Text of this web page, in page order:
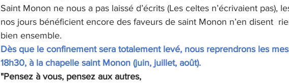
Saint Monon ne nous a pas laissé d’écrits (Les celtes n’écrivaient pas),
nos jours bénéficient encore des faveurs de saint Monon n’en disent
bien ensemble.
Dès que le confinement sera totalement levé, nous reprendrons les
18h30, à la chapelle saint Monon (juin, juillet, août).
"Pensez à vous, pensez aux autres,